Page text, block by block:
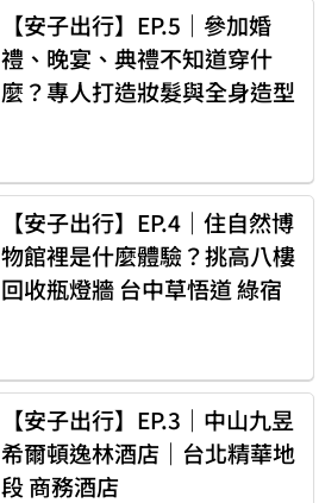
【安子出行】EP.5｜參加婚
禮、晚宴、典禮不知道穿什
麼？專人打造妝髮與全身造型
【安子出行】EP.4｜住自然博
物館裡是什麼體驗？挑高八樓
回收瓶燈牆 台中草悟道 綠宿
【安子出行】EP.3｜中山九昱
希爾頓逸林酒店｜台北精華地
段 商務酒店